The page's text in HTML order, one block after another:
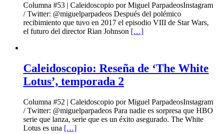
Columna #53 | Caleidoscopio por Miguel ParpadeosInstagram
/ Twitter: @miguelparpadeos Después del polémico
recibimiento que tuvo en 2017 el episodio VIII de Star Wars,
el futuro del director Rian Johnson […]
Caleidoscopio: Reseña de ‘The White
Lotus’, temporada 2
Columna #52 | Caleidoscopio por Miguel ParpadeosInstagram
/ Twitter: @miguelparpadeos Para nadie es sorpresa que HBO
serie que lanza, serie que es un éxito asegurado. The White
Lotus es una […]